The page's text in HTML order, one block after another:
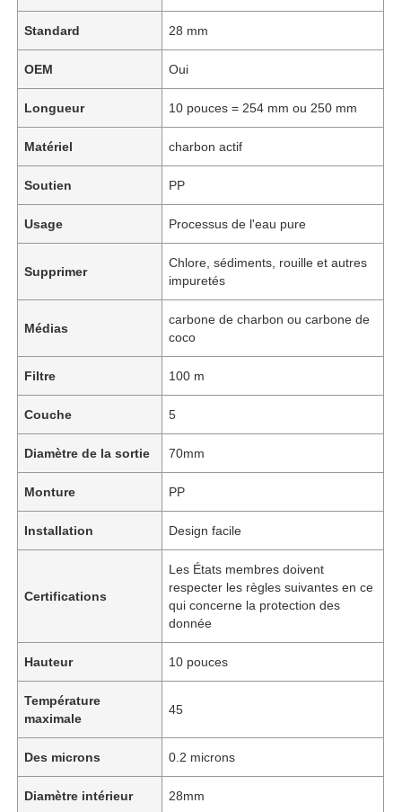
Aperçu
Produits
Standard 28 mm
OEM Oui
Longueur 10 pouces = 254 mm ou 250 mm
Matériel charbon actif
Soutien PP
Usage Processus de l'eau pure
Supprimer
Chlore, sédiments, rouille et autres
impuretés
Médias
carbone de charbon ou carbone de
coco
Filtre 100 m
Couche 5
Diamètre de la sortie 70mm
Monture PP
Installation Design facile
Certifications
Les États membres doivent
respecter les règles suivantes en ce
qui concerne la protection des
donnée
Hauteur 10 pouces
Température
maximale
45
Des microns 0.2 microns
Diamètre intérieur 28mm